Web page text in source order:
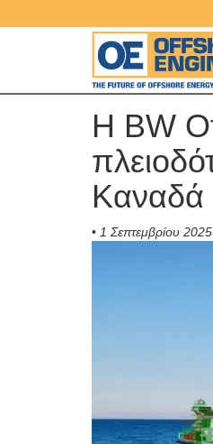
Η BW
Καναδά
• 1 Σεπτεμβρίου 2025